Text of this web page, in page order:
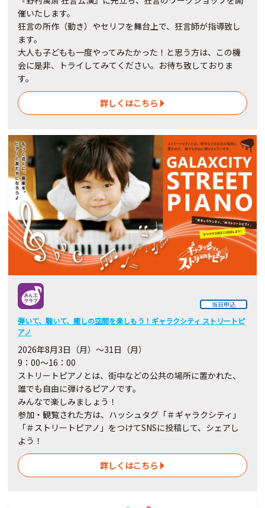
催いたします。
狂言の所作（動き）やセリフを舞台上で、狂言師が指導致し
ます。
大人も子どもも一度やってみたかった！と思う方は、この機
会に是非、トライしてみてください。お待ち致しておりま
す。
詳しくはこちら
当日申込
弾いて、聴いて、癒しの空間を楽しもう！ギャラクシティ ストリートピ
アノ
2026年8月3日（月）～31日（月）
9：00～16：00
ストリートピアノとは、街中などの公共の場所に置かれた、
誰でも自由に弾けるピアノです。
みんなで楽しみましょう！
参加・観覧された方は、ハッシュタグ「＃ギャラクシティ」
「＃ストリートピアノ」をつけてSNSに投稿して、シェアし
よう！
詳しくはこちら